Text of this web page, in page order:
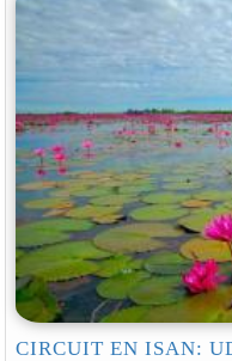
CIRCUIT EN ISAN: